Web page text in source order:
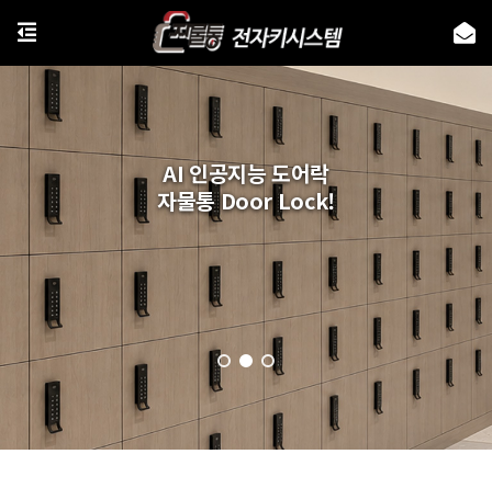
AI 인공지능 도어락
자물통 Door Lock!